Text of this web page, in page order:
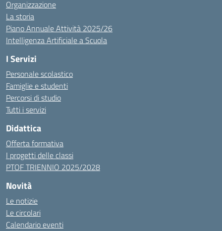
Organizzazione
La storia
Piano Annuale Attività 2025/26
Intelligenza Artificiale a Scuola
I Servizi
Personale scolastico
Famiglie e studenti
Percorsi di studio
Tutti i servizi
Didattica
Offerta formativa
I progetti delle classi
PTOF TRIENNIO 2025/2028
Novità
Le notizie
Le circolari
Calendario eventi